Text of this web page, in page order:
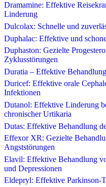
Dramamine: Effektive
Linderung
Dulcolax: Schnelle und
Duphalac: Effektive und
Duphaston: Gezielte
Zyklusstörungen
Duratia – Effektive
Duricef: Effektive orale
Infektionen
Dutanol: Effektive Linderung
chronischer Urtikaria
Dutas: Effektive Behandlung
Effexor XR: Gezielte
Angststörungen
Elavil: Effektive Behandlung
und Depressionen
Eldepryl: Effektive Parkinson-